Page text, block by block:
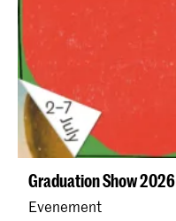
Graduation Show 2026
Evenement